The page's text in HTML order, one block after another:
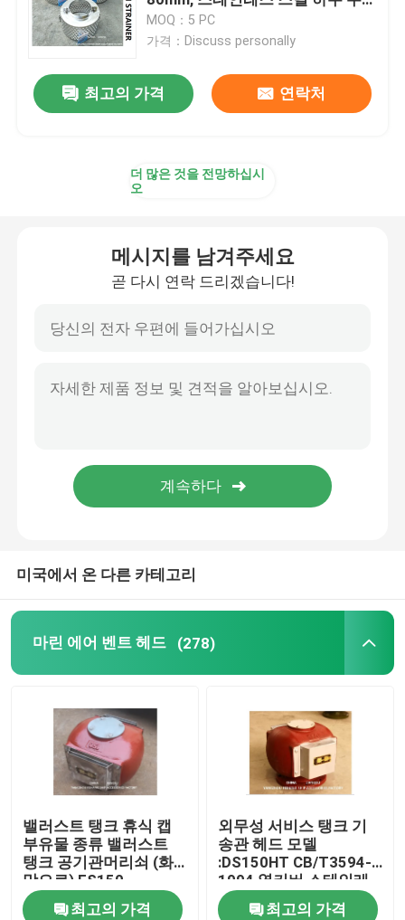
유압 제어 밸브 블록
윈치 제어밸브
바다 가슴 여과기
빌지 흡입 스트레이너
해양 단일 오일 스트레이너
해양 요소
해양 도어 흡입 그릴
해양 예비 부품
사운딩 셀프 클로징 밸브 셀프 클로징 사운딩 나사산 끝
WIHT MGPS 해수 스트레이너
솔라 블라인드 솔라 쉐이드 스프링 롤러 눈부심 방지 선
물 흡입 필터
MOQ：5 PC
가격：Discuss personally
최고의 가격 연락처
더 많은 것을 전망하십시
오
메시지를 남겨주세요
곧 다시 연락 드리겠습니다!
미국에서 온 다른 카테고리
마린 에어 벤트 헤드 (278)
밸러스트 탱크 휴식 캡
부유물 종류 밸러스트
탱크 공기관머리쇠 (화
망으로) ES150
CB/T3594-1994
최고의 가격
외무성 서비스 탱크 기
송관 헤드 모델
:DS150HT CB/T3594-
1994 옆커버 스테인레
스 강
최고의 가격